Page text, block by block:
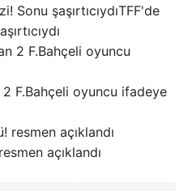
TFF'de
F.Bahçeli oyuncu ifadeye
açıklandı